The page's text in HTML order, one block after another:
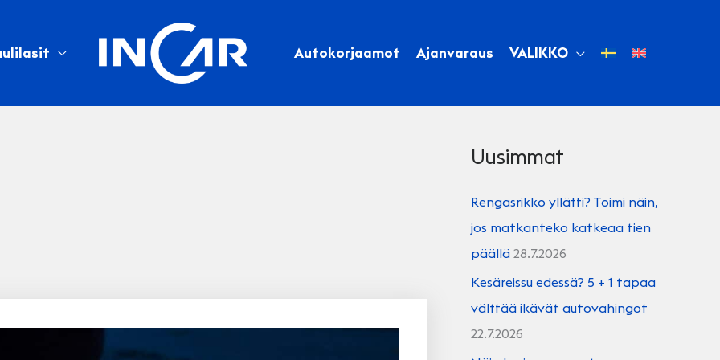
Autokorjaamot Ajanvaraus VALIKKO
Uusimmat
Rengasrikko yllätti? Toimi näin,
jos matkanteko katkeaa tien
päällä 28.7.2026
Kesäreissu edessä? 5 + 1 tapaa
välttää ikävät autovahingot
22.7.2026